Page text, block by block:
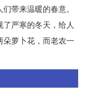
带来温暖的春意。
严寒的冬天，给人
萝卜花，而老农一